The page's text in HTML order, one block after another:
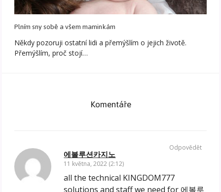
Plním sny sobě a všem maminkám
Někdy pozoruji ostatní lidi a přemýšlím o jejich životě.
Přemýšlím, proč stojí…
Komentáře
에볼루션카지노
11 května, 2022 (2:12)
all the technical KINGDOM777
solutions and staff we need for 에볼루
Odpovědět